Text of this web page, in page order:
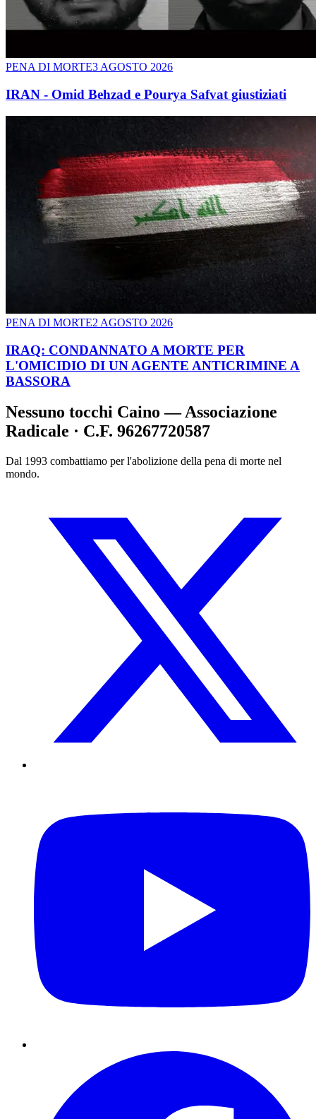
PENA DI MORTE3 AGOSTO 2026
IRAN - Omid Behzad e Pourya Safvat giustiziati
PENA DI MORTE2 AGOSTO 2026
IRAQ: CONDANNATO A MORTE PER
L'OMICIDIO DI UN AGENTE ANTICRIMINE A
BASSORA
Nessuno tocchi Caino — Associazione
Radicale · C.F. 96267720587
Dal 1993 combattiamo per l'abolizione della pena di morte nel
mondo.